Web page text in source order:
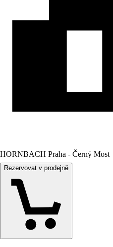
HORNBACH Praha - Černý Most
Rezervovat v prodejně